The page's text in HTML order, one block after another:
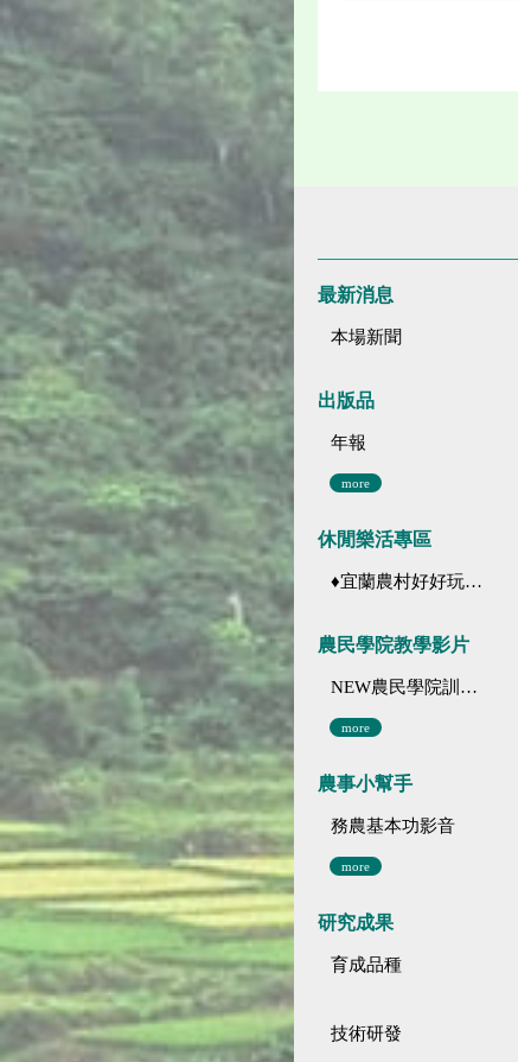
最新消息
本場新聞
出版品
年報
more
休閒樂活專區
♦宜蘭農村好好玩 ♦「農、藝、山、水」四條遊程推薦
農民學院教學影片
NEW農民學院訓練影音分類
more
農事小幫手
務農基本功影音
more
研究成果
育成品種
技術研發